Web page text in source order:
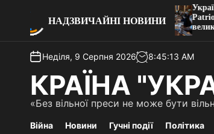
НАДЗВИЧАЙНІ НОВИНИ
скільки у липні
ПриватБанку
Україна
Pаtriot»:
великих
Неділя, 9 Серпня 2026 8:45:13 AM
КРАЇНА
«Без вільної преси не може бути
Війна Новини Гучні події Політика